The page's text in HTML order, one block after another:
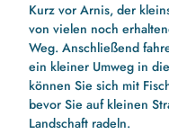
Kurz vor Arnis, der
von vielen noch
Weg. Anschließend
ein kleiner Umweg in
können Sie sich mit
bevor Sie auf kleinen
Landschaft radeln.